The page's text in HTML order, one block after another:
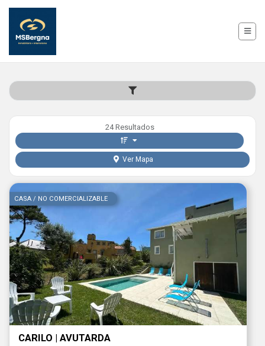
24 Resultados
Ver Mapa
CASA / NO COMERCIALIZABLE
CARILO | AVUTARDA